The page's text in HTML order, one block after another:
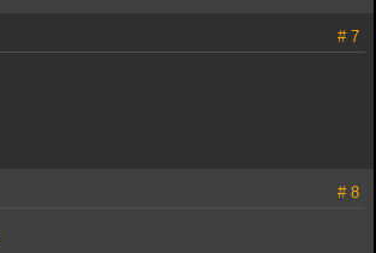
# 7
# 8